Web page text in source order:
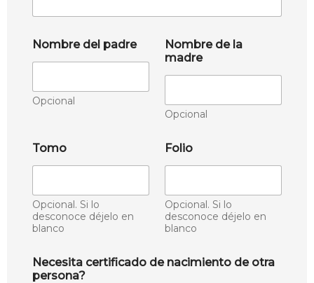
Nombre del padre
Opcional
Nombre de la
madre
Opcional
Tomo
Opcional. Si lo
desconoce déjelo en
blanco
Folio
Opcional. Si lo
desconoce déjelo en
blanco
Necesita certificado de nacimiento de otra
persona?